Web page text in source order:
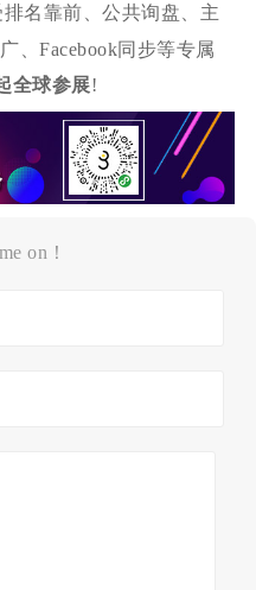
名靠前、公共询盘、主
、Facebook同步等专属
全球参展!
on！